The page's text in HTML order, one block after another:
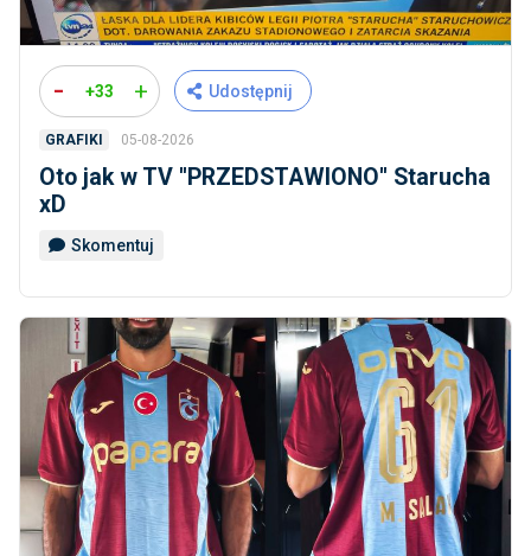
- +33 + Udostępnij
GRAFIKI 05-08-2026
Oto jak w TV ''PRZEDSTAWIONO'' Starucha
xD
Skomentuj